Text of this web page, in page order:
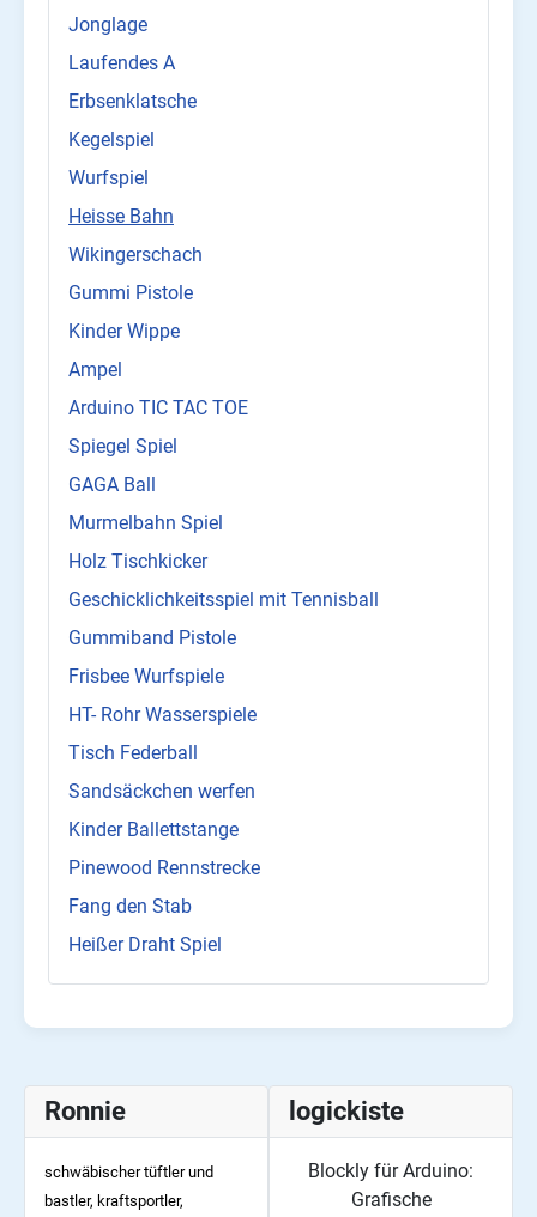
Jonglage
Laufendes A
Erbsenklatsche
Kegelspiel
Wurfspiel
Heisse Bahn
Wikingerschach
Gummi Pistole
Kinder Wippe
Ampel
Arduino TIC TAC TOE
Spiegel Spiel
GAGA Ball
Murmelbahn Spiel
Holz Tischkicker
Geschicklichkeitsspiel mit Tennisball
Gummiband Pistole
Frisbee Wurfspiele
HT- Rohr Wasserspiele
Tisch Federball
Sandsäckchen werfen
Kinder Ballettstange
Pinewood Rennstrecke
Fang den Stab
Heißer Draht Spiel
Ronnie
schwäbischer tüftler und
bastler, kraftsportler,
logickiste
Blockly für Arduino:
Grafische